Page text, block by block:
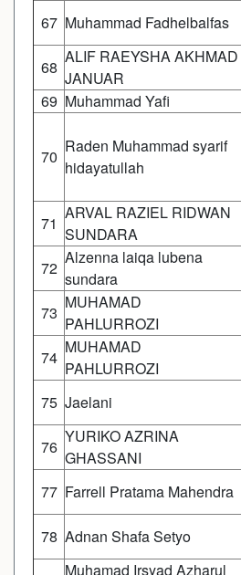
67 Muhammad Fadhelbalfas
68
ALIF RAEYSHA AKHMAD
JANUAR
69 Muhammad Yafi
70
Raden Muhammad syarif
hidayatullah
71
ARVAL RAZIEL RIDWAN
SUNDARA
72
Alzenna laiqa lubena
sundara
73
MUHAMAD
PAHLURROZI
74
MUHAMAD
PAHLURROZI
75 Jaelani
76
YURIKO AZRINA
GHASSANI
77 Farrell Pratama Mahendra
78 Adnan Shafa Setyo
Muhamad Irsyad Azharul